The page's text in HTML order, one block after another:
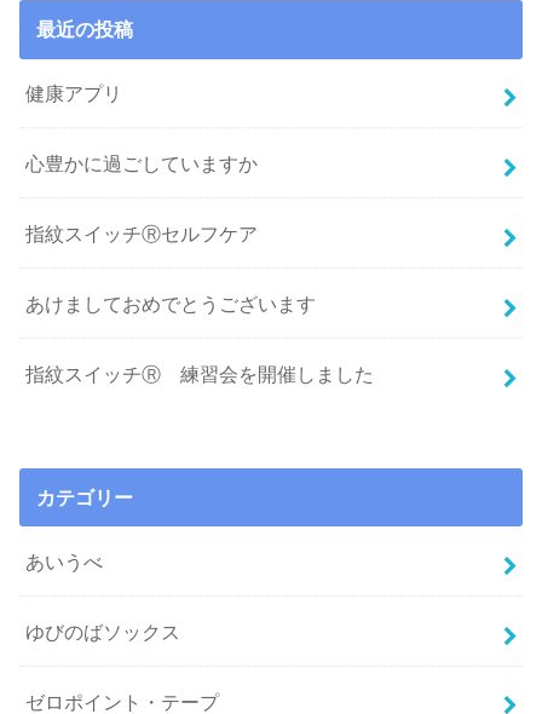
最近の投稿
健康アプリ
心豊かに過ごしていますか
指紋スイッチⓇセルフケア
あけましておめでとうございます
指紋スイッチⓇ 練習会を開催しました
カテゴリー
あいうべ
ゆびのばソックス
ゼロポイント・テープ